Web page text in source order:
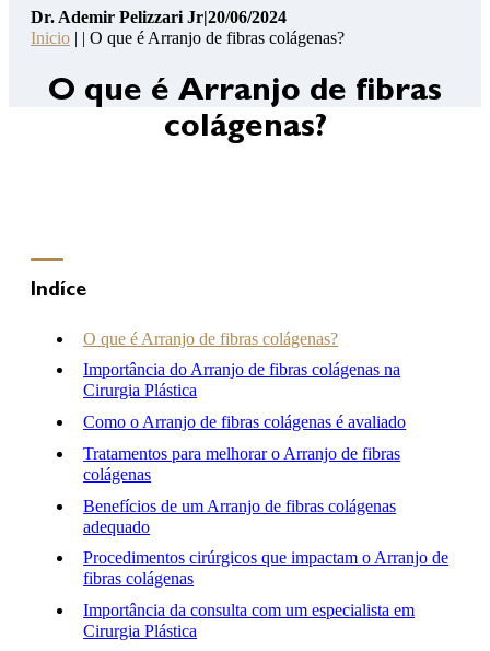
Pelizzari
14
Online
Clínica
Hospital
atendimento@drademirpelizzarijr.com.br
Whatsapp
Dr. Ademir Pelizzari Jr|20/06/2024
Inicio | | O que é Arranjo de fibras colágenas?
O que é Arranjo de fibras
colágenas?
Indíce
O que é Arranjo de fibras colágenas?
Importância do Arranjo de fibras colágenas na
Cirurgia Plástica
Como o Arranjo de fibras colágenas é avaliado
Tratamentos para melhorar o Arranjo de fibras
colágenas
Benefícios de um Arranjo de fibras colágenas
adequado
Procedimentos cirúrgicos que impactam o Arranjo de
fibras colágenas
Importância da consulta com um especialista em
Cirurgia Plástica